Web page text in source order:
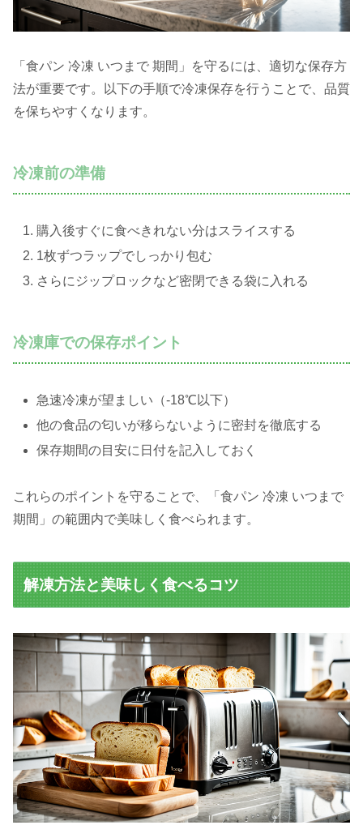
「食パン 冷凍 いつまで 期間」を守るには、適切な保存方
法が重要です。以下の手順で冷凍保存を行うことで、品質
を保ちやすくなります。
冷凍前の準備
購入後すぐに食べきれない分はスライスする
1枚ずつラップでしっかり包む
さらにジップロックなど密閉できる袋に入れる
冷凍庫での保存ポイント
急速冷凍が望ましい（-18℃以下）
他の食品の匂いが移らないように密封を徹底する
保存期間の目安に日付を記入しておく
これらのポイントを守ることで、「食パン 冷凍 いつまで
期間」の範囲内で美味しく食べられます。
解凍方法と美味しく食べるコツ